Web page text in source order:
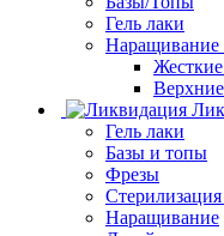
Гель лаки
Наращивание
Гель лаки
Базы и топы
Фрезы
Наращивание